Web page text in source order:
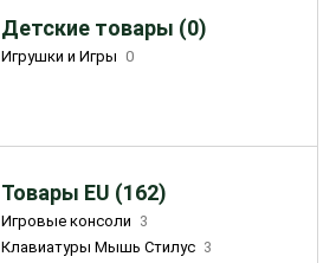
Детские товары (0)
Игрушки и Игры 0
Товары EU (162)
Игровые консоли 3
Клавиатуры Мышь Стилус 3